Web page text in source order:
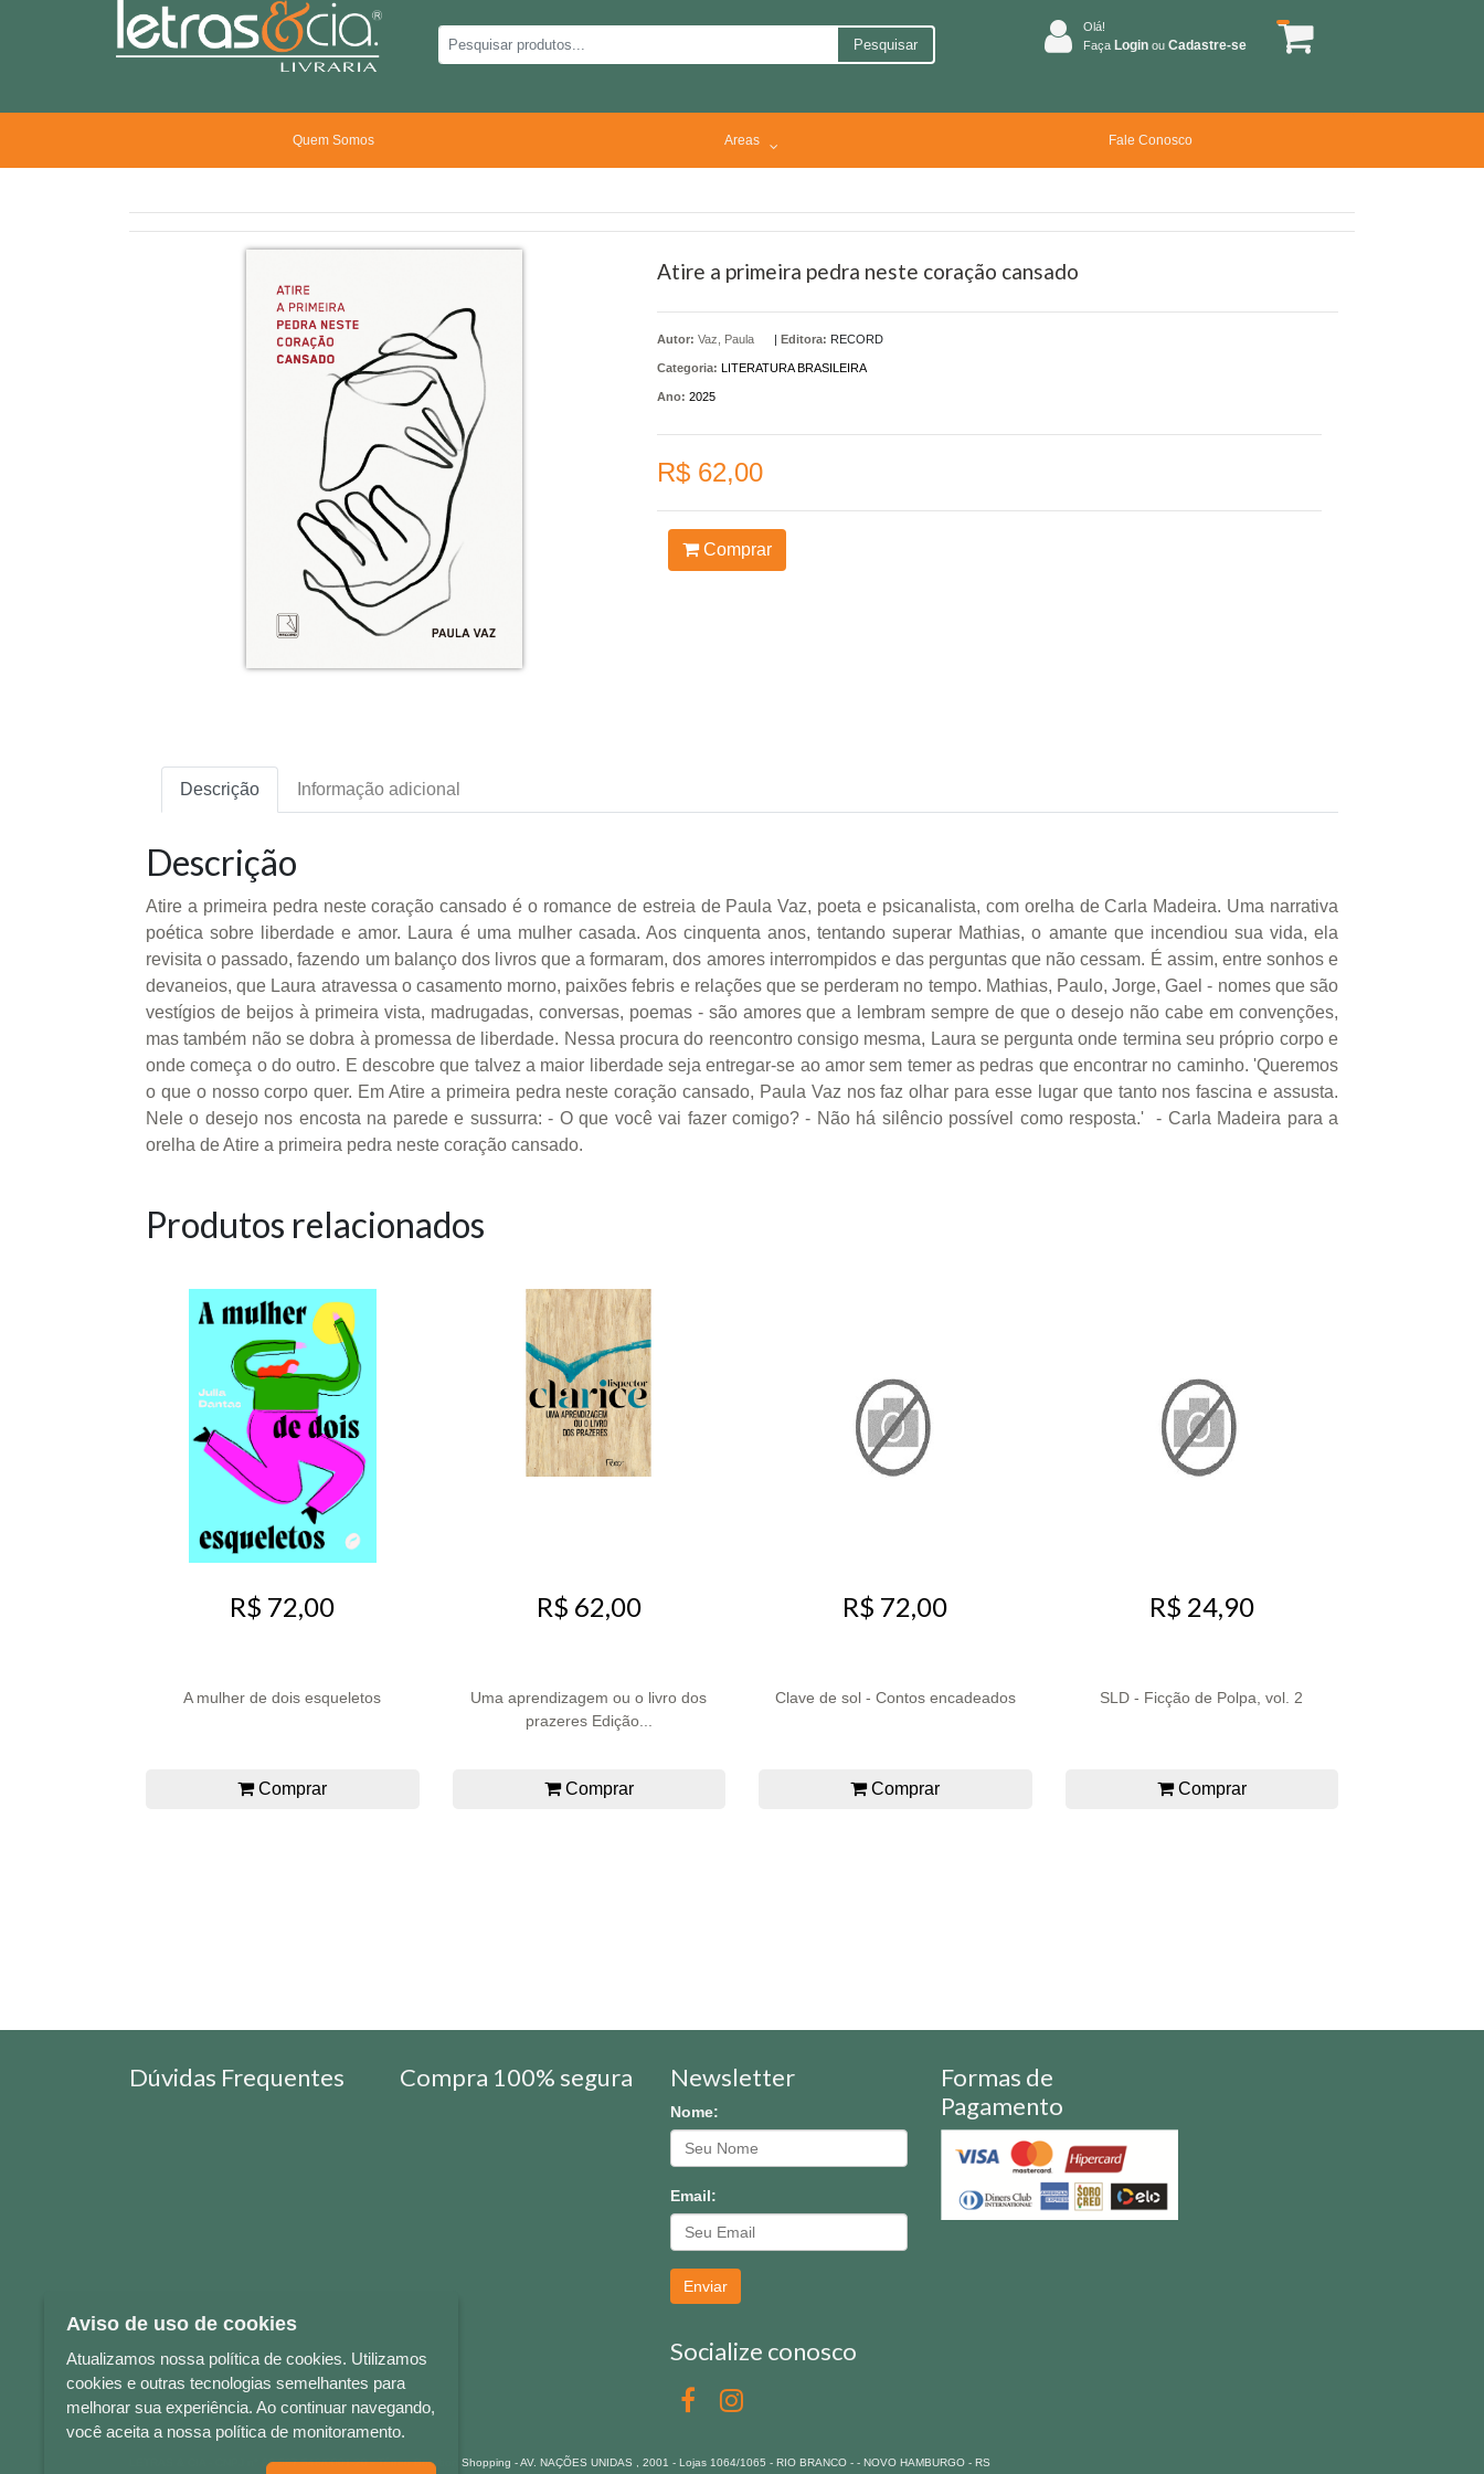
Pesquisar
Olá!
Faça Login ou Cadastre-se
Quem Somos Areas Fale Conosco
Atire a primeira pedra neste coração cansado
Autor: Vaz, Paula | Editora: RECORD
Categoria: LITERATURA BRASILEIRA
Ano: 2025
R$ 62,00
Comprar
Descrição Informação adicional
Descrição
Atire a primeira pedra neste coração cansado é o romance de estreia de Paula Vaz, poeta e psicanalista, com orelha de Carla Madeira. Uma narrativa
poética sobre liberdade e amor. Laura é uma mulher casada. Aos cinquenta anos, tentando superar Mathias, o amante que incendiou sua vida, ela
revisita o passado, fazendo um balanço dos livros que a formaram, dos amores interrompidos e das perguntas que não cessam. É assim, entre sonhos e
devaneios, que Laura atravessa o casamento morno, paixões febris e relações que se perderam no tempo. Mathias, Paulo, Jorge, Gael - nomes que são
vestígios de beijos à primeira vista, madrugadas, conversas, poemas - são amores que a lembram sempre de que o desejo não cabe em convenções,
mas também não se dobra à promessa de liberdade. Nessa procura do reencontro consigo mesma, Laura se pergunta onde termina seu próprio corpo e
onde começa o do outro. E descobre que talvez a maior liberdade seja entregar-se ao amor sem temer as pedras que encontrar no caminho. 'Queremos
o que o nosso corpo quer. Em Atire a primeira pedra neste coração cansado, Paula Vaz nos faz olhar para esse lugar que tanto nos fascina e assusta.
Nele o desejo nos encosta na parede e sussurra: - O que você vai fazer comigo? - Não há silêncio possível como resposta.' ­ - Carla Madeira para a
orelha de Atire a primeira pedra neste coração cansado.
Produtos relacionados
R$ 72,00
A mulher de dois esqueletos
Comprar
R$ 62,00
Uma aprendizagem ou o livro dos
prazeres Edição...
Comprar
R$ 72,00
Clave de sol - Contos encadeados
Comprar
R$ 24,90
SLD - Ficção de Polpa, vol. 2
Comprar
Dúvidas Frequentes Compra 100% segura Newsletter
Nome:
Email:
Enviar
Socialize conosco
Formas de
Pagamento
LETRAS & CIA - CNPJ n° 88.587.548/0001-20 - Térreo Bourbon Shopping - AV. NAÇÕES UNIDAS , 2001 - Lojas 1064/1065 - RIO BRANCO - - NOVO HAMBURGO - RS
Aviso de uso de cookies
Atualizamos nossa política de cookies. Utilizamos
cookies e outras tecnologias semelhantes para
melhorar sua experiência. Ao continuar navegando,
você aceita a nossa política de monitoramento.